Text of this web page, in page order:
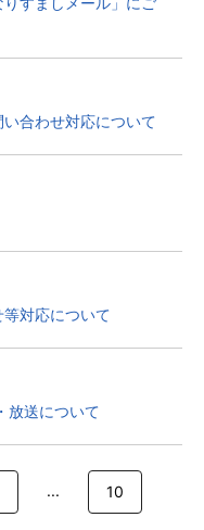
合わせ対応について
対応について
放送について
... 10